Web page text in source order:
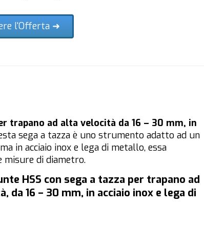
l'Offerta ➜
trapano ad alta velocità da 16 – 30 mm, in
sega a tazza è uno strumento adatto ad un
in acciaio inox e lega di metallo, essa
misure di diametro.
HSS con sega a tazza per trapano ad
da 16 – 30 mm, in acciaio inox e lega di